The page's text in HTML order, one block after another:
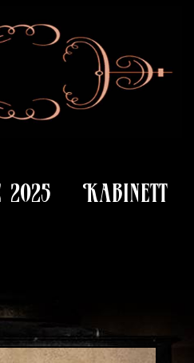
2025 Kabinett